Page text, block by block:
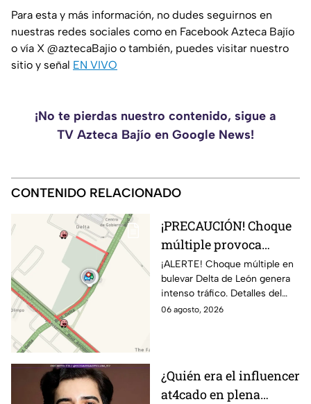
Para esta y más información, no dudes seguirnos en
nuestras redes sociales como en Facebook Azteca Bajío
o vía X @aztecaBajio o también, puedes visitar nuestro
sitio y señal EN VIVO
¡No te pierdas nuestro contenido, sigue a
TV Azteca Bajío en Google News!
CONTENIDO RELACIONADO
¡PRECAUCIÓN! Choque
múltiple provoca
INTENSO TRÁFICO
sobre bulevar Delta
HOY en León; CIERRAN
esta zona de la vialidad
¡ALERTE! Choque múltiple en
bulevar Delta de León genera
intenso tráfico. Detalles del
accidente y recomendaciones
06 agosto, 2026
¿Quién era el influencer
at4cado en plena